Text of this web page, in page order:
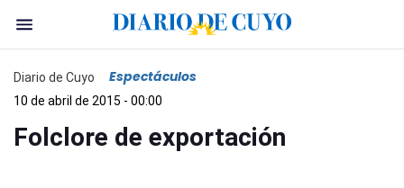
Diario de Cuyo Espectáculos
10 de abril de 2015 - 00:00
Folclore de exportación